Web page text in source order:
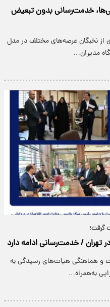
خدمت‌رسانی بدون تبعیض
از نخبگان عرصه‌های مختلف در مدل
مدیران…
گرفت؛
تهران / خدمت‌رسانی ادامه دارد
و هماهنگی هیات‌های رسیدگی به
به‌همراه…